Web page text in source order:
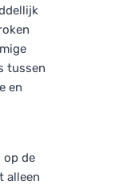
tussen
en
op de
alleen